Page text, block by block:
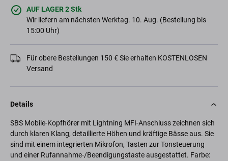
AUF LAGER 2 Stk
Wir liefern am nächsten Werktag. 10. Aug. (Bestellung bis
15:00 Uhr)
Für obere Bestellungen 150 € Sie erhalten KOSTENLOSEN
Versand
Details
SBS Mobile-Kopfhörer mit Lightning MFI-Anschluss zeichnen sich
durch klaren Klang, detaillierte Höhen und kräftige Bässe aus. Sie
sind mit einem integrierten Mikrofon, Tasten zur Tonsteuerung
und einer Rufannahme-/Beendigungstaste ausgestattet. Farbe: